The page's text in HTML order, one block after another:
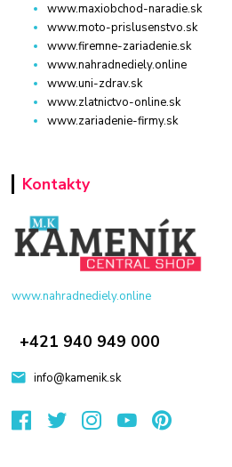
www.maxiobchod-naradie.sk
www.moto-prislusenstvo.sk
www.firemne-zariadenie.sk
www.nahradnediely.online
www.uni-zdrav.sk
www.zlatnictvo-online.sk
www.zariadenie-firmy.sk
Kontakty
www.nahradnediely.online
+421 940 949 000
info@kamenik.sk